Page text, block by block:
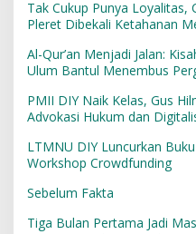
Tak Cukup Punya Loyalitas,
Pleret Dibekali Ketahanan
Al-Qur’an Menjadi Jalan:
Ulum Bantul Menembus
PMII DIY Naik Kelas, Gus
Advokasi Hukum dan
LTMNU DIY Luncurkan
Workshop Crowdfunding
Sebelum Fakta
Tiga Bulan Pertama Jadi